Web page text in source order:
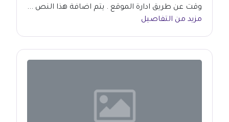
وقت عن طريق ادارة الموقع . يتم اضافة هذا النص ...
مزيد من التفاصيل